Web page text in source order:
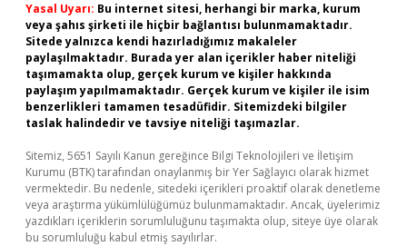
Yasal Uyarı: Bu internet sitesi, herhangi bir marka, kurum
veya şahıs şirketi ile hiçbir bağlantısı bulunmamaktadır.
Sitede yalnızca kendi hazırladığımız makaleler
paylaşılmaktadır. Burada yer alan içerikler haber niteliği
taşımamakta olup, gerçek kurum ve kişiler hakkında
paylaşım yapılmamaktadır. Gerçek kurum ve kişiler ile isim
benzerlikleri tamamen tesadüfidir. Sitemizdeki bilgiler
taslak halindedir ve tavsiye niteliği taşımazlar.
Sitemiz, 5651 Sayılı Kanun gereğince Bilgi Teknolojileri ve İletişim
Kurumu (BTK) tarafından onaylanmış bir Yer Sağlayıcı olarak hizmet
vermektedir. Bu nedenle, sitedeki içerikleri proaktif olarak denetleme
veya araştırma yükümlülüğümüz bulunmamaktadır. Ancak, üyelerimiz
yazdıkları içeriklerin sorumluluğunu taşımakta olup, siteye üye olarak
bu sorumluluğu kabul etmiş sayılırlar.